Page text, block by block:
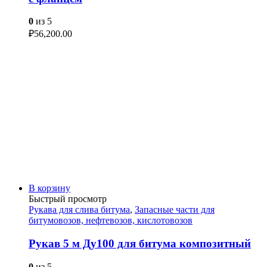
0 из 5
₽56,200.00
В корзину
Быстрый просмотр
Рукава для слива битума, Запасные части для
битумовозов, нефтевозов, кислотовозов
Рукав 5 м Ду100 для битума композитный